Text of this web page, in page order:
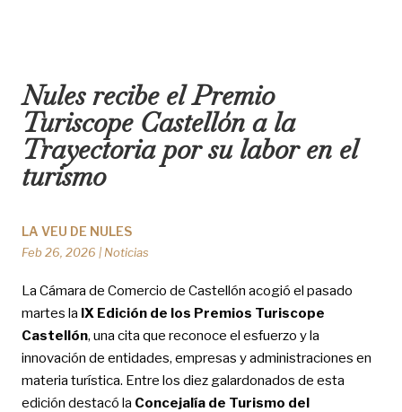
Nules recibe el Premio
Turiscope Castellón a la
Trayectoria por su labor en el
turismo
LA VEU DE NULES
Feb 26, 2026 | Noticias
La Cámara de Comercio de Castellón acogió el pasado
martes la IX Edición de los Premios Turiscope
Castellón, una cita que reconoce el esfuerzo y la
innovación de entidades, empresas y administraciones en
materia turística. Entre los diez galardonados de esta
edición destacó la Concejalía de Turismo del